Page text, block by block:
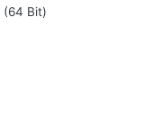
(64 Bit)